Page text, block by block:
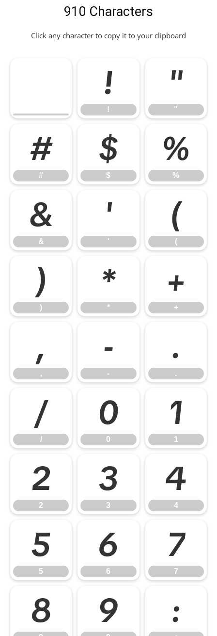
910 Characters
Click any character to copy it to your clipboard
!
!
"
"
#
#
$
$
%
%
&
&
'
'
(
(
)
)
*
*
+
+
,
,
-
-
.
.
/
/
0
0
1
1
2
2
3
3
4
4
5
5
6
6
7
7
8 9 :